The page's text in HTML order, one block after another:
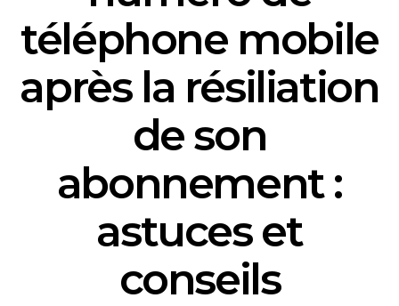
téléphone mobile
après la résiliation
de son
abonnement :
astuces et
conseils